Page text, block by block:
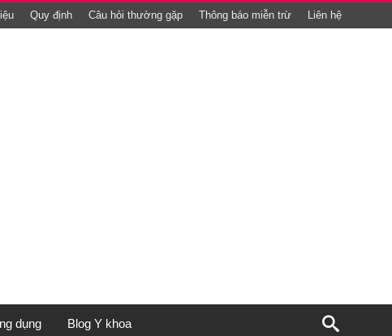
Quy định Câu hỏi thường gặp Thông báo miễn trừ Liên hệ
dụng Blog Y khoa